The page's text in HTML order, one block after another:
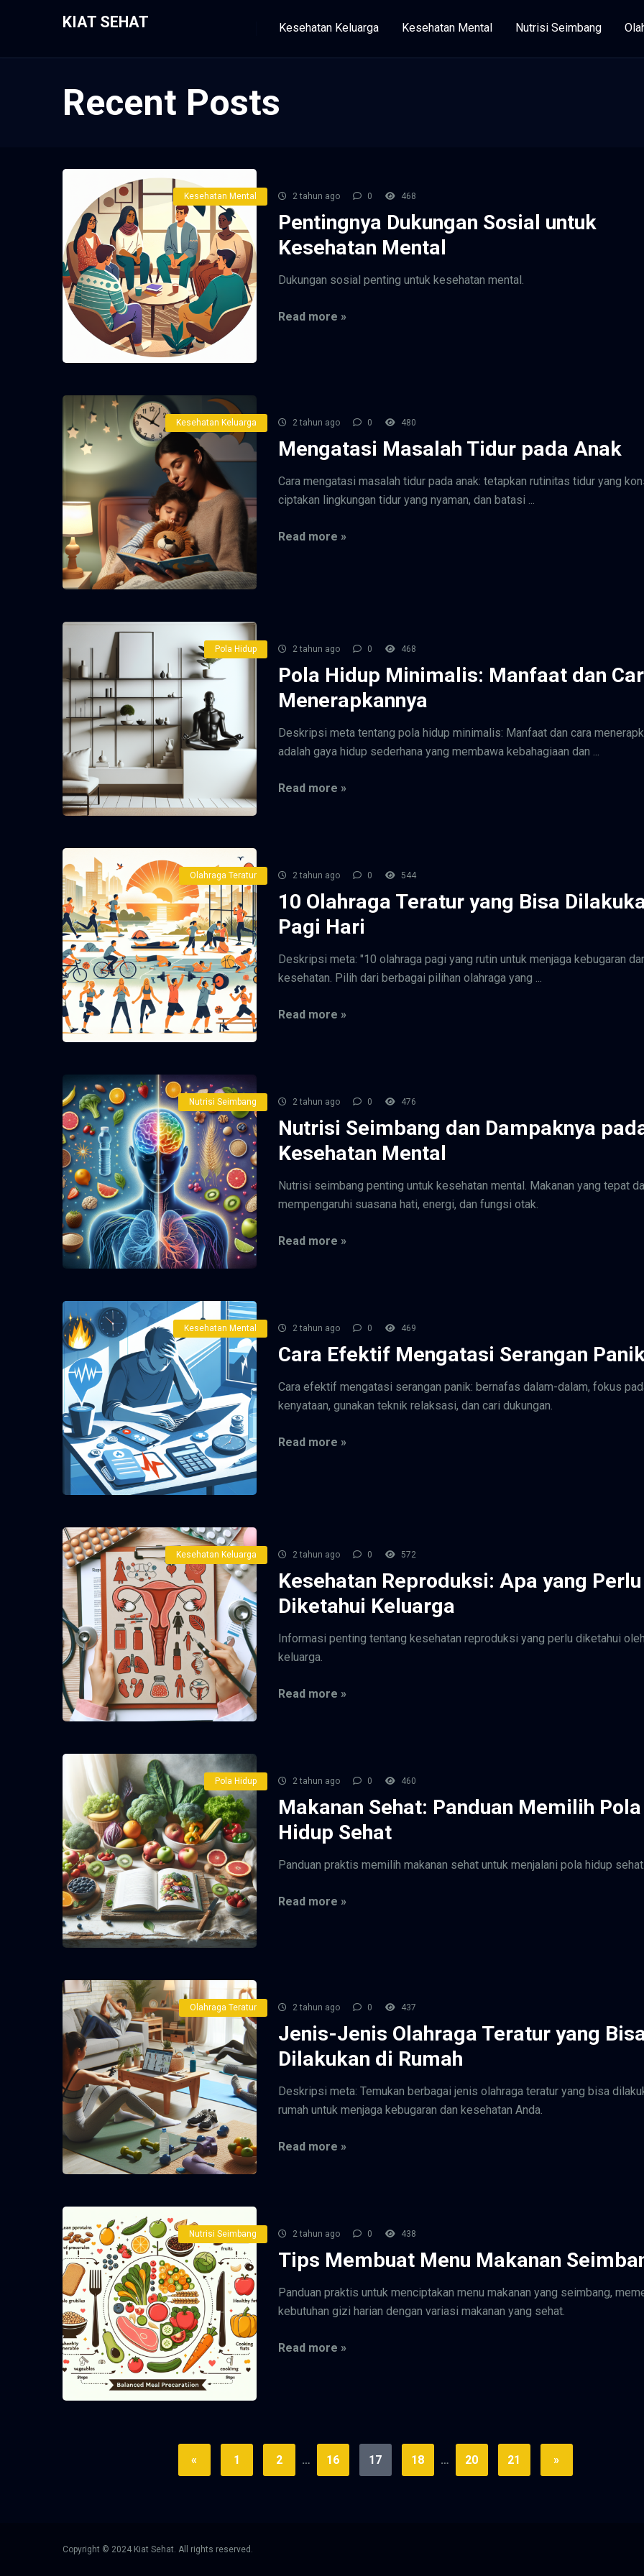
KIAT SEHAT Kesehatan Keluarga Kesehatan Mental Nutrisi Seimbang
Recent Posts
Kesehatan Mental 2 tahun ago 0 468
Pentingnya Dukungan Sosial untuk
Kesehatan Mental
Dukungan sosial penting untuk kesehatan mental.
Read more »
Kesehatan Keluarga 2 tahun ago 0 480
Mengatasi Masalah Tidur pada Anak
Cara mengatasi masalah tidur pada anak: tetapkan rutinitas tidur yang
ciptakan lingkungan tidur yang nyaman, dan batasi ...
Read more »
Pola Hidup 2 tahun ago 0 468
Pola Hidup Minimalis: Manfaat dan
Menerapkannya
Deskripsi meta tentang pola hidup minimalis: Manfaat dan cara
adalah gaya hidup sederhana yang membawa kebahagiaan dan ...
Read more »
Olahraga Teratur 2 tahun ago 0 544
10 Olahraga Teratur yang Bisa
Pagi Hari
Deskripsi meta: "10 olahraga pagi yang rutin untuk menjaga kebugaran
kesehatan. Pilih dari berbagai pilihan olahraga yang ...
Read more »
Nutrisi Seimbang 2 tahun ago 0 476
Nutrisi Seimbang dan Dampaknya
Kesehatan Mental
Nutrisi seimbang penting untuk kesehatan mental. Makanan yang tepat
mempengaruhi suasana hati, energi, dan fungsi otak.
Read more »
Kesehatan Mental 2 tahun ago 0 469
Cara Efektif Mengatasi Serangan
Cara efektif mengatasi serangan panik: bernafas dalam-dalam, fokus
kenyataan, gunakan teknik relaksasi, dan cari dukungan.
Read more »
Kesehatan Keluarga 2 tahun ago 0 572
Kesehatan Reproduksi: Apa yang Perlu
Diketahui Keluarga
Informasi penting tentang kesehatan reproduksi yang perlu diketahui
keluarga.
Read more »
Pola Hidup 2 tahun ago 0 460
Makanan Sehat: Panduan Memilih Pola
Hidup Sehat
Panduan praktis memilih makanan sehat untuk menjalani pola hidup
Read more »
Olahraga Teratur 2 tahun ago 0 437
Jenis-Jenis Olahraga Teratur yang
Dilakukan di Rumah
Deskripsi meta: Temukan berbagai jenis olahraga teratur yang bisa
rumah untuk menjaga kebugaran dan kesehatan Anda.
Read more »
Nutrisi Seimbang 2 tahun ago 0 438
Tips Membuat Menu Makanan
Panduan praktis untuk menciptakan menu makanan yang seimbang,
kebutuhan gizi harian dengan variasi makanan yang sehat.
Read more »
« 1 2 … 16 17 18 … 20 21 »
Copyright © 2024 Kiat Sehat. All rights reserved.